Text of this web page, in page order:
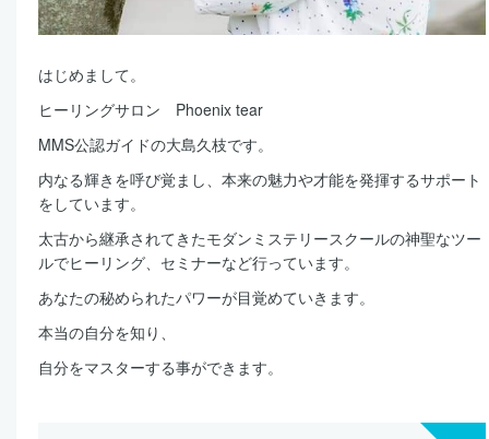
はじめまして。
ヒーリングサロン Phoenix tear
MMS公認ガイドの大島久枝です。
内なる輝きを呼び覚まし、本来の魅力や才能を発揮するサポート
をしています。
太古から継承されてきたモダンミステリースクールの神聖なツー
ルでヒーリング、セミナーなど行っています。
あなたの秘められたパワーが目覚めていきます。
本当の自分を知り、
自分をマスターする事ができます。